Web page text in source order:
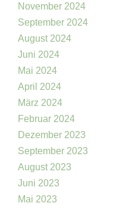
November 2024
September 2024
August 2024
Juni 2024
Mai 2024
April 2024
März 2024
Februar 2024
Dezember 2023
September 2023
August 2023
Juni 2023
Mai 2023